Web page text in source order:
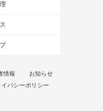
情報
お知らせ
イバシーポリシー